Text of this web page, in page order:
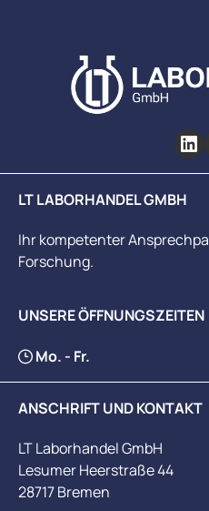
LT LABORHANDEL GMBH
Ihr kompetenter
Forschung.
UNSERE ÖFFNUNGSZEITEN
Mo. - Fr.
ANSCHRIFT UND KONTAKT
LT Laborhandel GmbH
Lesumer Heerstraße 44
28717 Bremen